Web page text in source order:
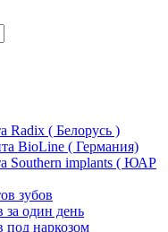
Radix ( Белорусь )
BioLine ( Германия)
Southern implants ( ЮАР
зубов
за один день
под наркозом